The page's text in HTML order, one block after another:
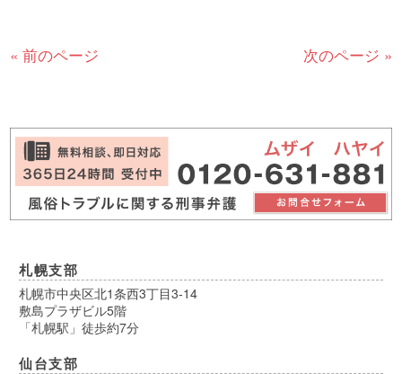
« 前のページ 次のページ »
札幌支部
札幌市中央区北1条西3丁目3-14
敷島プラザビル5階
「札幌駅」徒歩約7分
仙台支部